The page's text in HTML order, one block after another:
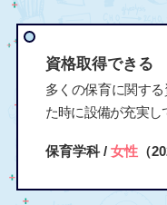
資格取得できる
多くの保育に関す
た時に設備が充実し
保育学科 / 女性（